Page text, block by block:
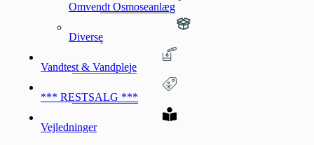
Omvendt Osmoseanlæg
Diverse
Vandtest & Vandpleje
*** RESTSALG ***
Vejledninger